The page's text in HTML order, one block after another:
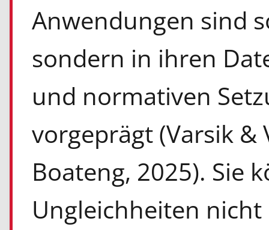
Anwendungen sind
sondern in ihren
und normativen
vorgeprägt (Varsik &
Boateng, 2025). Sie
Ungleichheiten